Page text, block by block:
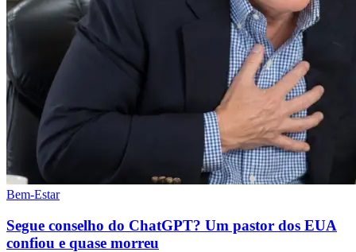
Bem-Estar
Segue conselho do ChatGPT? Um pastor dos EUA
confiou e quase morreu